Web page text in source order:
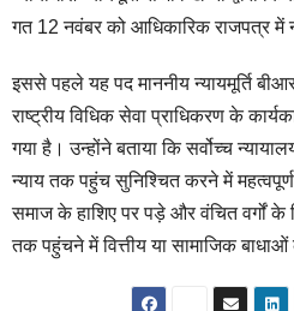
गत 12 नवंबर को आधिकारिक राजपत्र में
इससे पहले यह पद माननीय न्यायमूर्ति
राष्ट्रीय विधिक सेवा प्राधिकरण के
गया है। उन्होंने बताया कि सर्वोच्च
न्याय तक पहुंच सुनिश्चित करने में
समाज के हाशिए पर पड़े और वंचित वर्गों के
तक पहुंचने में वित्तीय या सामाजिक